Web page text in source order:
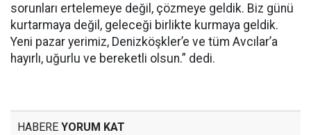
sorunları ertelemeye değil, çözmeye geldik. Biz günü
kurtarmaya değil, geleceği birlikte kurmaya geldik.
Yeni pazar yerimiz, Denizköşkler’e ve tüm Avcılar’a
hayırlı, uğurlu ve bereketli olsun.” dedi.
HABERE YORUM KAT